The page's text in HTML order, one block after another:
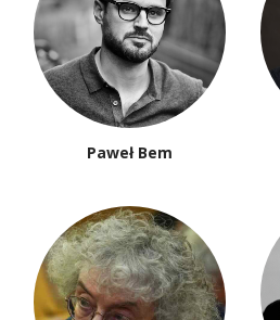
Paweł Bem